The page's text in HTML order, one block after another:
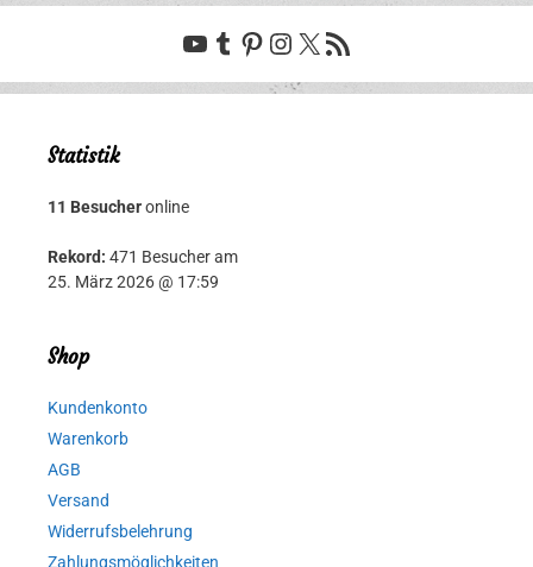
YouTube
Tumblr
Pinterest
Instagram
X RSS-Feed
Statistik
11 Besucheronline
Rekord: 471 Besucher am
25. März 2026 @ 17:59
Shop
Kundenkonto
Warenkorb
AGB
Versand
Widerrufsbelehrung
Zahlungsmöglichkeiten